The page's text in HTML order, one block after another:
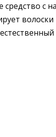
средство с